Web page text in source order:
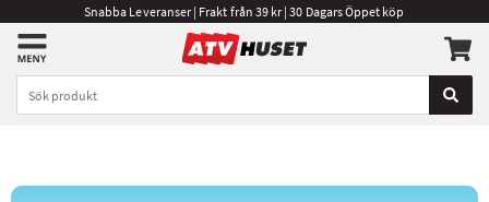
Snabba Leveranser | Frakt från 39 kr | 30 Dagars Öppet köp